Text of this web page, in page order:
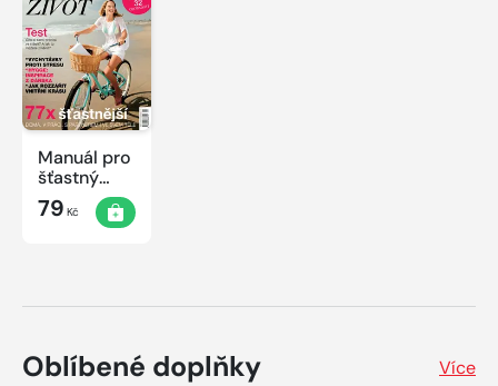
Manuál pro
šťastný
život
79 Kč
Oblíbené doplňky Více